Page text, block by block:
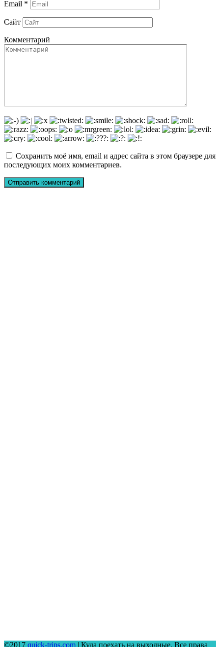
Email *
Сайт
Комментарий
Сохранить моё имя, email и адрес сайта в этом браузере для
последующих моих комментариев.
©2017 quick-trips.com | Куда поехать на выходные. Все права